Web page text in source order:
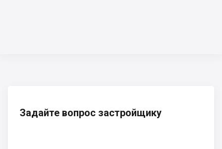
Задайте вопрос застройщику